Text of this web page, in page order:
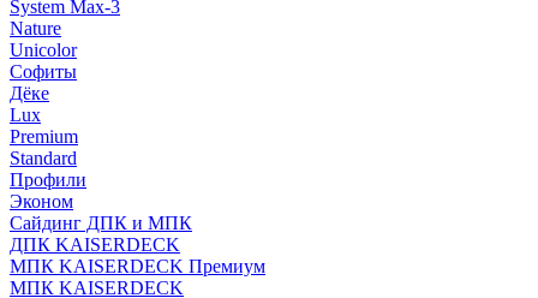
System Max-3
Nature
Unicolor
Софиты
Дёке
Lux
Premium
Standard
Профили
Эконом
Сайдинг ДПК и МПК
ДПК KAISERDECK
МПК KAISERDECK Премиум
МПК KAISERDECK